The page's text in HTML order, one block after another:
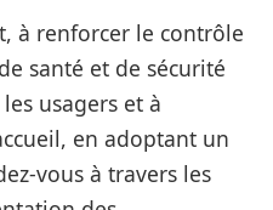
à renforcer le contrôle
santé et de sécurité
usagers et à
en adoptant un
vous à travers les